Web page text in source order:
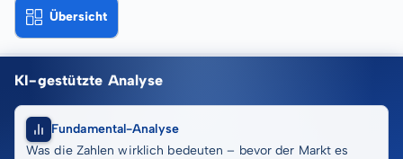
Übersicht
KI-gestützte Analyse
Fundamental-Analyse
Was die Zahlen wirklich bedeuten – bevor der Markt es